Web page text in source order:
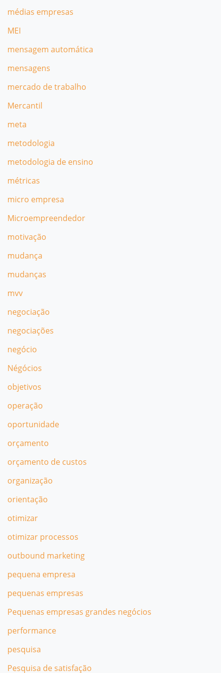
médias empresas
MEI
mensagem automática
mensagens
mercado de trabalho
Mercantil
meta
metodologia
metodologia de ensino
métricas
micro empresa
Microempreendedor
motivação
mudança
mudanças
mvv
negociação
negociações
negócio
Négócios
objetivos
operação
oportunidade
orçamento
orçamento de custos
organização
orientação
otimizar
otimizar processos
outbound marketing
pequena empresa
pequenas empresas
Pequenas empresas grandes negócios
performance
pesquisa
Pesquisa de satisfação